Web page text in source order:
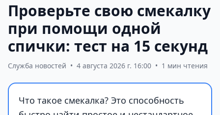
Проверьте свою смекалку
при помощи одной
спички: тест на 15 секунд
Служба новостей • 4 августа 2026 г. 16:00 • 1 мин чтения
Что такое смекалка? Это способность